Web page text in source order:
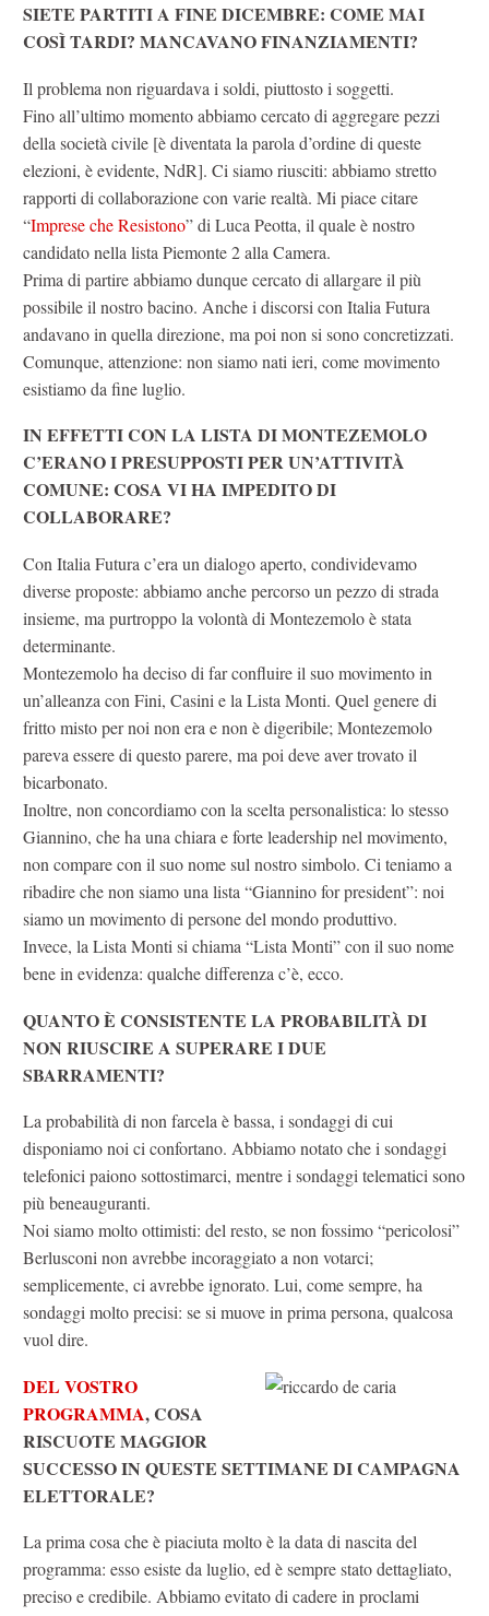
SIETE PARTITI A FINE DICEMBRE: COME MAI
COSÌ TARDI? MANCAVANO FINANZIAMENTI?
Il problema non riguardava i soldi, piuttosto i soggetti.
Fino all’ultimo momento abbiamo cercato di aggregare pezzi
della società civile [è diventata la parola d’ordine di queste
elezioni, è evidente, NdR]. Ci siamo riusciti: abbiamo stretto
rapporti di collaborazione con varie realtà. Mi piace citare
“Imprese che Resistono” di Luca Peotta, il quale è nostro
candidato nella lista Piemonte 2 alla Camera.
Prima di partire abbiamo dunque cercato di allargare il più
possibile il nostro bacino. Anche i discorsi con Italia Futura
andavano in quella direzione, ma poi non si sono concretizzati.
Comunque, attenzione: non siamo nati ieri, come movimento
esistiamo da fine luglio.
IN EFFETTI CON LA LISTA DI MONTEZEMOLO
C’ERANO I PRESUPPOSTI PER UN’ATTIVITÀ
COMUNE: COSA VI HA IMPEDITO DI
COLLABORARE?
Con Italia Futura c’era un dialogo aperto, condividevamo
diverse proposte: abbiamo anche percorso un pezzo di strada
insieme, ma purtroppo la volontà di Montezemolo è stata
determinante.
Montezemolo ha deciso di far confluire il suo movimento in
un’alleanza con Fini, Casini e la Lista Monti. Quel genere di
fritto misto per noi non era e non è digeribile; Montezemolo
pareva essere di questo parere, ma poi deve aver trovato il
bicarbonato.
Inoltre, non concordiamo con la scelta personalistica: lo stesso
Giannino, che ha una chiara e forte leadership nel movimento,
non compare con il suo nome sul nostro simbolo. Ci teniamo a
ribadire che non siamo una lista “Giannino for president”: noi
siamo un movimento di persone del mondo produttivo.
Invece, la Lista Monti si chiama “Lista Monti” con il suo nome
bene in evidenza: qualche differenza c’è, ecco.
QUANTO È CONSISTENTE LA PROBABILITÀ DI
NON RIUSCIRE A SUPERARE I DUE
SBARRAMENTI?
La probabilità di non farcela è bassa, i sondaggi di cui
disponiamo noi ci confortano. Abbiamo notato che i sondaggi
telefonici paiono sottostimarci, mentre i sondaggi telematici sono
più beneauguranti.
Noi siamo molto ottimisti: del resto, se non fossimo “pericolosi”
Berlusconi non avrebbe incoraggiato a non votarci;
semplicemente, ci avrebbe ignorato. Lui, come sempre, ha
sondaggi molto precisi: se si muove in prima persona, qualcosa
vuol dire.
DEL VOSTRO
PROGRAMMA, COSA
RISCUOTE MAGGIOR
SUCCESSO IN QUESTE SETTIMANE DI CAMPAGNA
ELETTORALE?
La prima cosa che è piaciuta molto è la data di nascita del
programma: esso esiste da luglio, ed è sempre stato dettagliato,
preciso e credibile. Abbiamo evitato di cadere in proclami